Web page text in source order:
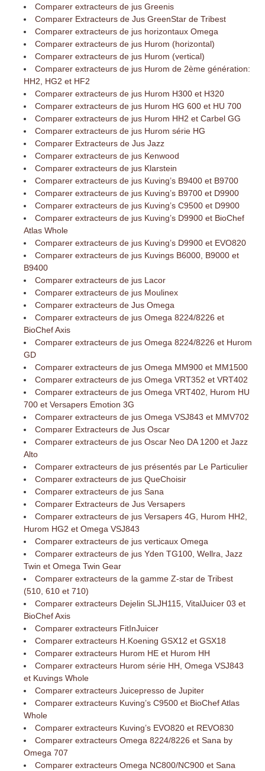
Comparer extracteurs de jus Greenis
Comparer Extracteurs de Jus GreenStar de Tribest
Comparer extracteurs de jus horizontaux Omega
Comparer extracteurs de jus Hurom (horizontal)
Comparer extracteurs de jus Hurom (vertical)
Comparer extracteurs de jus Hurom de 2ème génération:
HH2, HG2 et HF2
Comparer extracteurs de jus Hurom H300 et H320
Comparer extracteurs de jus Hurom HG 600 et HU 700
Comparer extracteurs de jus Hurom HH2 et Carbel GG
Comparer extracteurs de jus Hurom série HG
Comparer Extracteurs de Jus Jazz
Comparer extracteurs de jus Kenwood
Comparer extracteurs de jus Klarstein
Comparer extracteurs de jus Kuving’s B9400 et B9700
Comparer extracteurs de jus Kuving’s B9700 et D9900
Comparer extracteurs de jus Kuving’s C9500 et D9900
Comparer extracteurs de jus Kuving’s D9900 et BioChef
Atlas Whole
Comparer extracteurs de jus Kuving’s D9900 et EVO820
Comparer extracteurs de jus Kuvings B6000, B9000 et
B9400
Comparer extracteurs de jus Lacor
Comparer extracteurs de jus Moulinex
Comparer extracteurs de Jus Omega
Comparer extracteurs de jus Omega 8224/8226 et
BioChef Axis
Comparer extracteurs de jus Omega 8224/8226 et Hurom
GD
Comparer extracteurs de jus Omega MM900 et MM1500
Comparer extracteurs de jus Omega VRT352 et VRT402
Comparer extracteurs de jus Omega VRT402, Hurom HU
700 et Versapers Emotion 3G
Comparer extracteurs de jus Omega VSJ843 et MMV702
Comparer Extracteurs de Jus Oscar
Comparer extracteurs de jus Oscar Neo DA 1200 et Jazz
Alto
Comparer extracteurs de jus présentés par Le Particulier
Comparer extracteurs de jus QueChoisir
Comparer extracteurs de jus Sana
Comparer Extracteurs de Jus Versapers
Comparer extracteurs de jus Versapers 4G, Hurom HH2,
Hurom HG2 et Omega VSJ843
Comparer extracteurs de jus verticaux Omega
Comparer extracteurs de jus Yden TG100, Wellra, Jazz
Twin et Omega Twin Gear
Comparer extracteurs de la gamme Z-star de Tribest
(510, 610 et 710)
Comparer extracteurs Dejelin SLJH115, VitalJuicer 03 et
BioChef Axis
Comparer extracteurs FitInJuicer
Comparer extracteurs H.Koening GSX12 et GSX18
Comparer extracteurs Hurom HE et Hurom HH
Comparer extracteurs Hurom série HH, Omega VSJ843
et Kuvings Whole
Comparer extracteurs Juicepresso de Jupiter
Comparer extracteurs Kuving’s C9500 et BioChef Atlas
Whole
Comparer extracteurs Kuving’s EVO820 et REVO830
Comparer extracteurs Omega 8224/8226 et Sana by
Omega 707
Comparer extracteurs Omega NC800/NC900 et Sana